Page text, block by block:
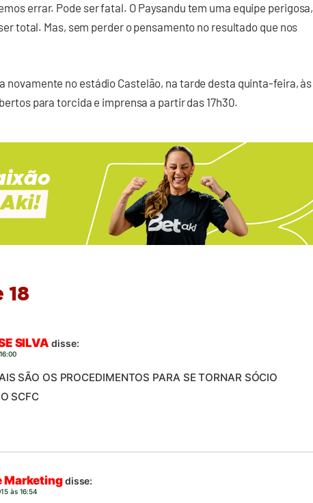
errar. Pode ser fatal. O Paysandu tem uma equipe perigosa,
total. Mas, sem perder o pensamento no resultado que nos
novamente no estádio Castelão, na tarde desta quinta-feira, às
para torcida e imprensa a partir das 17h30.
18
SILVA disse:
SÃO OS PROCEDIMENTOS PARA SE TORNAR SÓCIO
SCFC
Marketingdisse:
às 16:54